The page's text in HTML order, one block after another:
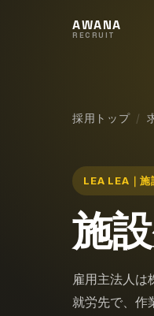
AWANA
RECRUIT
採用トップ
LEA LEA｜施
施
雇用主法人
就労先で、作